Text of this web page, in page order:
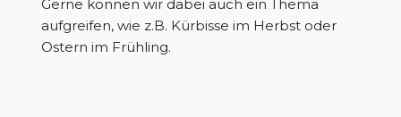
Gerne können wir dabei auch ein Thema
aufgreifen, wie z.B. Kürbisse im Herbst oder
Ostern im Frühling.